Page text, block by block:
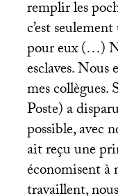
remplir les
c’est
pour eux (…)
esclaves. Nous
mes collègues.
Poste) a
possible, avec
ait reçu une
économisent à